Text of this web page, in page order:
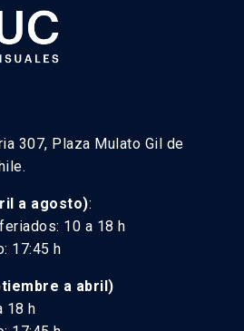
307, Plaza Mulato Gil de
a agosto):
10 a 18 h
17:45 h
a abril)
18 h